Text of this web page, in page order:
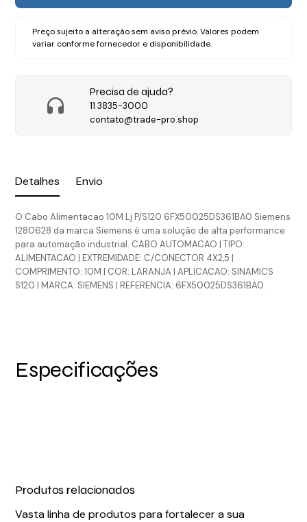
Detalhes Envio
O Cabo Alimentacao 10M Lj P/S120 6FX50025DS361BA0 Siemens
1280628 da marca Siemens é uma solução de alta performance
para automação industrial. CABO AUTOMACAO | TIPO:
ALIMENTACAO | EXTREMIDADE: C/CONECTOR 4X2,5 |
COMPRIMENTO: 10M | COR: LARANJA | APLICACAO: SINAMICS
S120 | MARCA: SIEMENS | REFERENCIA: 6FX50025DS361BA0.
Preço sujeito a alteração sem aviso prévio. Valores podem
variar conforme fornecedor e disponibilidade.
Precisa de ajuda?
11 3835-3000
contato@trade-pro.shop
Especificações
Produtos relacionados
Vasta linha de produtos para fortalecer a sua